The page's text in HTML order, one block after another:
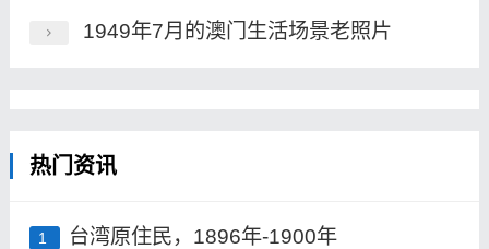
1949年7月的澳门生活场景老照片
热门资讯
1 台湾原住民，1896年-1900年